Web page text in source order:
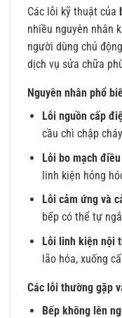
Các lỗi kỹ thuật của
nhiều nguyên nhân
người dùng chủ
dịch vụ sửa chữa
Nguyên nhân phổ
Lỗi nguồn cấp
cầu chì chập
Lỗi bo mạch
linh kiện hỏng
Lỗi cảm ứng và
bếp có thể tự
Lỗi linh kiện nội
lão hóa, xuống
Các lỗi thường gặp
Bếp không lên